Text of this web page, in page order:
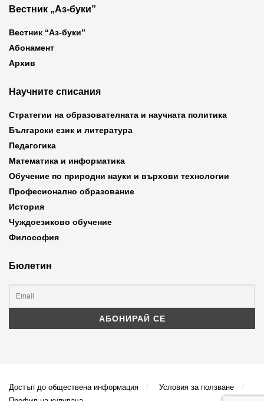
Вестник „Аз-буки”
Вестник “Аз-буки”
Абонамент
Архив
Научните списания
Стратегии на образователната и научната политика
Български език и литература
Педагогика
Математика и информатика
Обучение по природни науки и върхови технологии
Професионално образование
История
Чуждоезиково обучение
Философия
Бюлетин
Достъп до обществена информация
Условия за ползване